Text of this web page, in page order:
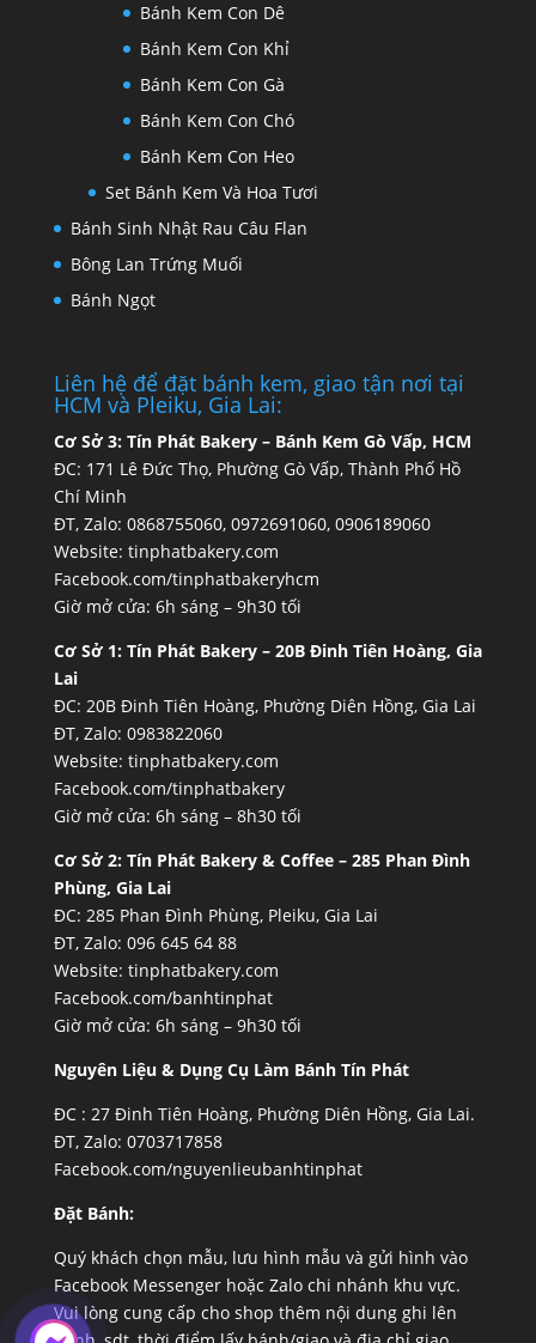
Bánh Kem Con Dê
Bánh Kem Con Khỉ
Bánh Kem Con Gà
Bánh Kem Con Chó
Bánh Kem Con Heo
Set Bánh Kem Và Hoa Tươi
Bánh Sinh Nhật Rau Câu Flan
Bông Lan Trứng Muối
Bánh Ngọt
Liên hệ để đặt bánh kem, giao tận nơi tại
HCM và Pleiku, Gia Lai:
Cơ Sở 3: Tín Phát Bakery – Bánh Kem Gò Vấp, HCM
ĐC: 171 Lê Đức Thọ, Phường Gò Vấp, Thành Phố Hồ
Chí Minh
ĐT, Zalo: 0868755060, 0972691060, 0906189060
Website: tinphatbakery.com
Facebook.com/tinphatbakeryhcm
Giờ mở cửa: 6h sáng – 9h30 tối
Cơ Sở 1: Tín Phát Bakery – 20B Đinh Tiên Hoàng, Gia
Lai
ĐC: 20B Đinh Tiên Hoàng, Phường Diên Hồng, Gia Lai
ĐT, Zalo: 0983822060
Website: tinphatbakery.com
Facebook.com/tinphatbakery
Giờ mở cửa: 6h sáng – 8h30 tối
Cơ Sở 2: Tín Phát Bakery & Coffee – 285 Phan Đình
Phùng, Gia Lai
ĐC: 285 Phan Đình Phùng, Pleiku, Gia Lai
ĐT, Zalo: 096 645 64 88
Website: tinphatbakery.com
Facebook.com/banhtinphat
Giờ mở cửa: 6h sáng – 9h30 tối
Nguyên Liệu & Dụng Cụ Làm Bánh Tín Phát
ĐC : 27 Đinh Tiên Hoàng, Phường Diên Hồng, Gia Lai.
ĐT, Zalo: 0703717858
Facebook.com/nguyenlieubanhtinphat
Đặt Bánh:
Quý khách chọn mẫu, lưu hình mẫu và gửi hình vào
Facebook Messenger hoặc Zalo chi nhánh khu vực.
Vui lòng cung cấp cho shop thêm nội dung ghi lên